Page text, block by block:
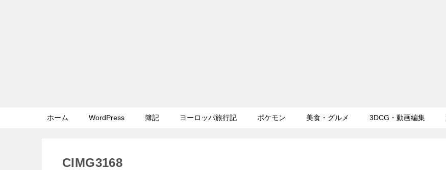
ホーム WordPress 簿記 ヨーロッパ旅行記 ポケモン 美食・グルメ 3DCG・動画編集
CIMG3168